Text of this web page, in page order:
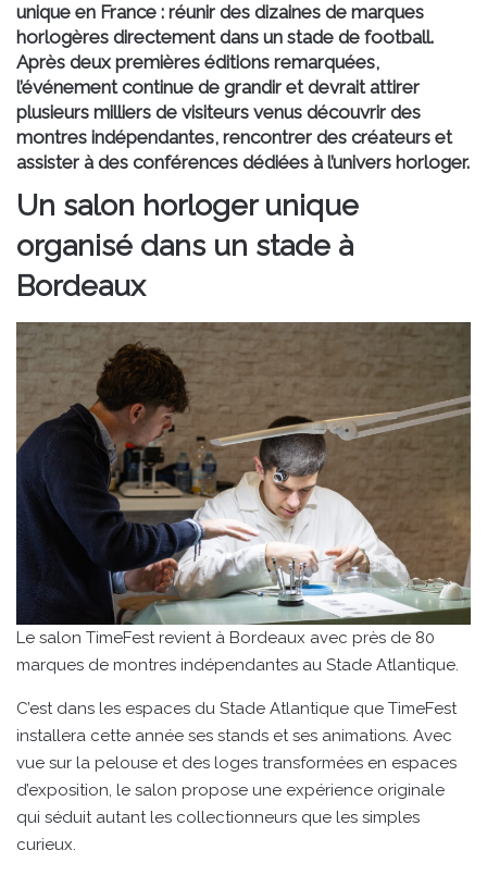
unique en France : réunir des dizaines de marques
horlogères directement dans un stade de football.
Après deux premières éditions remarquées,
l’événement continue de grandir et devrait attirer
plusieurs milliers de visiteurs venus découvrir des
montres indépendantes, rencontrer des créateurs et
assister à des conférences dédiées à l’univers horloger.
Un salon horloger unique
organisé dans un stade à
Bordeaux
Le salon TimeFest revient à Bordeaux avec près de 80
marques de montres indépendantes au Stade Atlantique.
C’est dans les espaces du Stade Atlantique que TimeFest
installera cette année ses stands et ses animations. Avec
vue sur la pelouse et des loges transformées en espaces
d’exposition, le salon propose une expérience originale
qui séduit autant les collectionneurs que les simples
curieux.